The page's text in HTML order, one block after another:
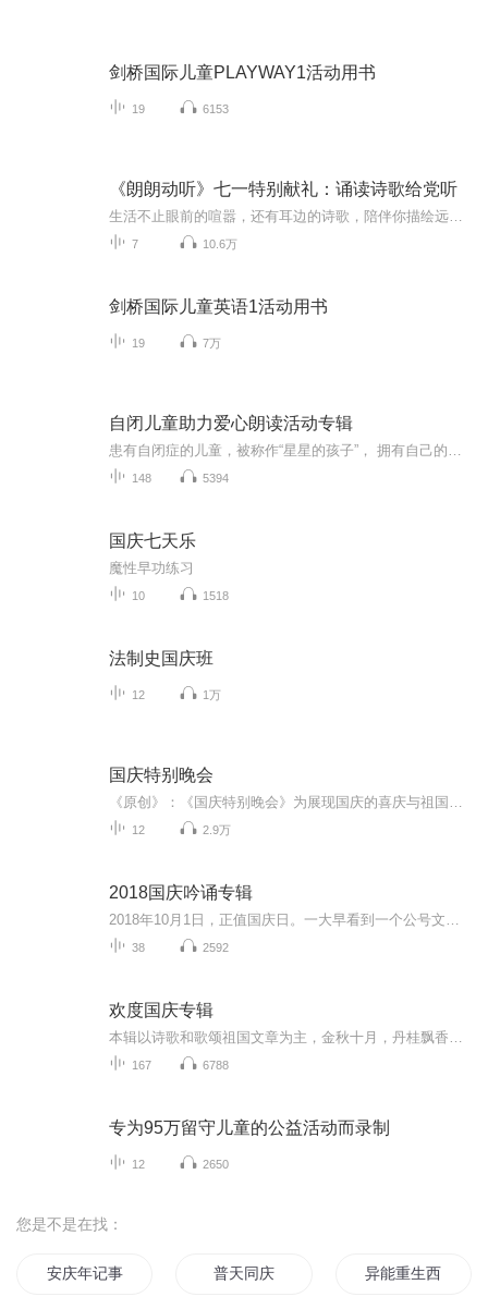
剑桥国际儿童PLAYWAY1活动用书
19 6153
《朗朗动听》七一特别献礼：诵读诗歌给党听
7 10.6万
剑桥国际儿童英语1活动用书
19 7万
自闭儿童助力爱心朗读活动专辑
148 5394
国庆七天乐
魔性早功练习
10 1518
法制史国庆班
12 1万
国庆特别晚会
12 2.9万
2018国庆吟诵专辑
38 2592
欢度国庆专辑
167 6788
专为95万留守儿童的公益活动而录制
12 2650
您是不是在找：
安庆年记事 普天同庆 异能重生西门庆